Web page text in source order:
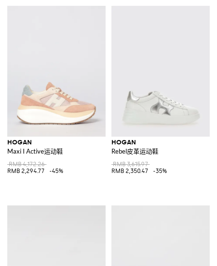
HOGAN
Maxi I Active运动鞋
RMB 4,172.26
RMB 2,294.77
-45%
HOGAN
Rebel皮革运动鞋
RMB 3,615.97
RMB 2,350.47
-35%